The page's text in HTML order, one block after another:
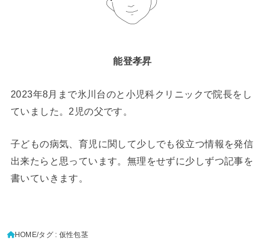
能登孝昇
2023年8月まで氷川台のと小児科クリニックで院長をし
ていました。2児の父です。
子どもの病気、育児に関して少しでも役立つ情報を発信
出来たらと思っています。無理をせずに少しずつ記事を
書いていきます。
HOME タグ : 仮性包茎